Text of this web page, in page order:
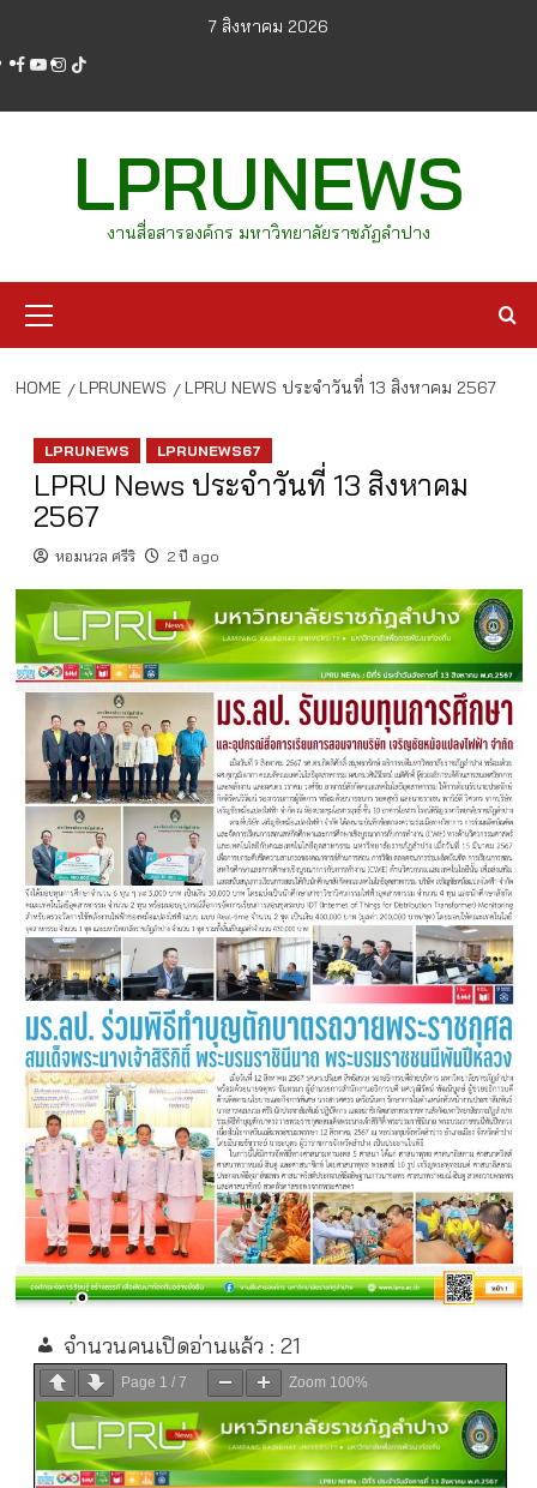
content
7 สิงหาคม 2026
facebook
youtube
instagram
tiktok
LPRUNEWS
งานสื่อสารองค์กร มหาวิทยาลัยราชภัฏลำปาง
Menu
HOME LPRUNEWS LPRU NEWS ประจำวันที่ 13 สิงหาคม 2567
LPRUNEWS LPRUNEWS67
LPRU News ประจำวันที่ 13 สิงหาคม
2567
หอมนวล ศรีริ 2 ปี ago
จำนวนคนเปิดอ่านแล้ว : 21
Page 1 / 7 Zoom 100%